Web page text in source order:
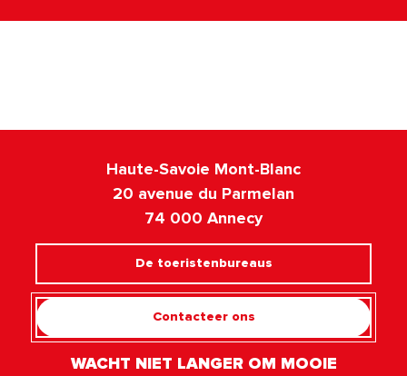
Haute-Savoie Mont-Blanc
20 avenue du Parmelan
74 000 Annecy
De toeristenbureaus
Contacteer ons
WACHT NIET LANGER OM MOOIE